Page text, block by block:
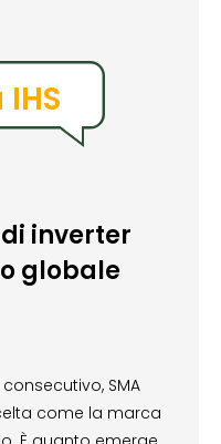
inverter
globale
SMA
come la marca